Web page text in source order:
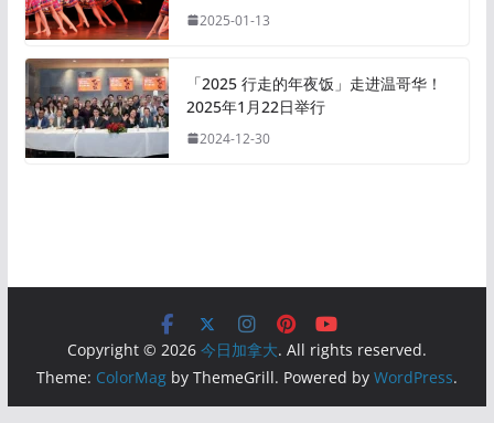
2025-01-13
「2025 行走的年夜饭」走进温哥华！
2025年1月22日举行
2024-12-30
Copyright © 2026 今日加拿大. All rights reserved.
Theme: ColorMagby ThemeGrill. Powered by WordPress.